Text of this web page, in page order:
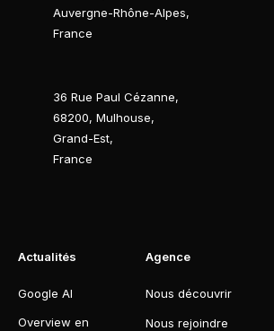
Auvergne-Rhône-Alpes,
France
36 Rue Paul Cézanne,
68200,Mulhouse,
Grand-Est,
France
Actualités
Google AI
Overview en
Agence
Nous découvrir
Nous rejoindre